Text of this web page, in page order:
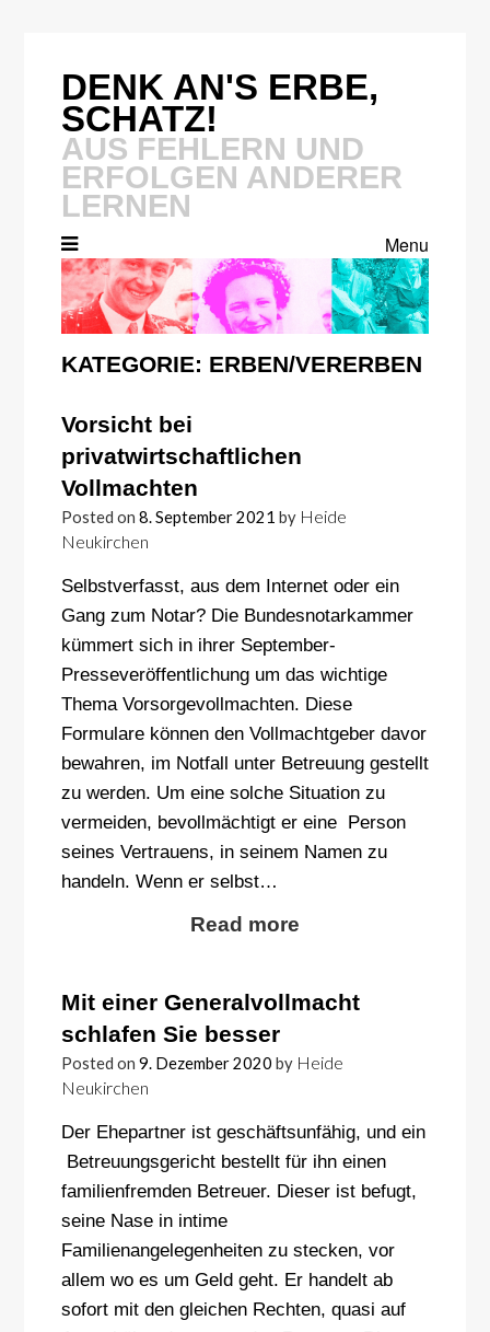
DENK AN'S ERBE,
SCHATZ!
AUS FEHLERN UND
ERFOLGEN ANDERER
LERNEN
Menu
KATEGORIE: ERBEN/VERERBEN
Vorsicht bei
privatwirtschaftlichen
Vollmachten
Posted on 8. September 2021 by Heide
Neukirchen
Selbstverfasst, aus dem Internet oder ein
Gang zum Notar? Die Bundesnotarkammer
kümmert sich in ihrer September-
Presseveröffentlichung um das wichtige
Thema Vorsorgevollmachten. Diese
Formulare können den Vollmachtgeber davor
bewahren, im Notfall unter Betreuung gestellt
zu werden. Um eine solche Situation zu
vermeiden, bevollmächtigt er eine Person
seines Vertrauens, in seinem Namen zu
handeln. Wenn er selbst…
Read more
Mit einer Generalvollmacht
schlafen Sie besser
Posted on 9. Dezember 2020 by Heide
Neukirchen
Der Ehepartner ist geschäftsunfähig, und ein
Betreuungsgericht bestellt für ihn einen
familienfremden Betreuer. Dieser ist befugt,
seine Nase in intime
Familienangelegenheiten zu stecken, vor
allem wo es um Geld geht. Er handelt ab
sofort mit den gleichen Rechten, quasi auf